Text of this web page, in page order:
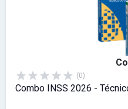
(0)
Combo INSS 2026 -